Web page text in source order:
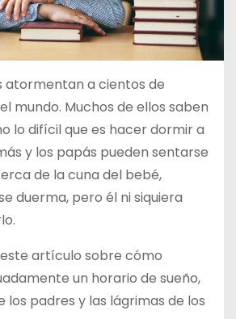
atormentan a cientos de
mundo. Muchos de ellos saben
lo difícil que es hacer dormir a
y los papás pueden sentarse
de la cuna del bebé,
duerma, pero él ni siquiera
artículo sobre cómo
un horario de sueño,
los padres y las lágrimas de los